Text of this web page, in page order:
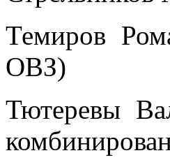
Темиров
ОВЗ)
Тютеревы